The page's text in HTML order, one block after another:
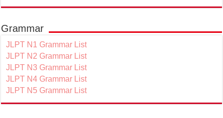
Grammar
JLPT N1 Grammar List
JLPT N2 Grammar List
JLPT N3 Grammar List
JLPT N4 Grammar List
JLPT N5 Grammar List